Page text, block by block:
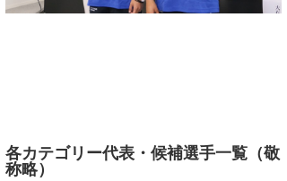
各カテゴリー代表・候補選手一覧（敬
称略）